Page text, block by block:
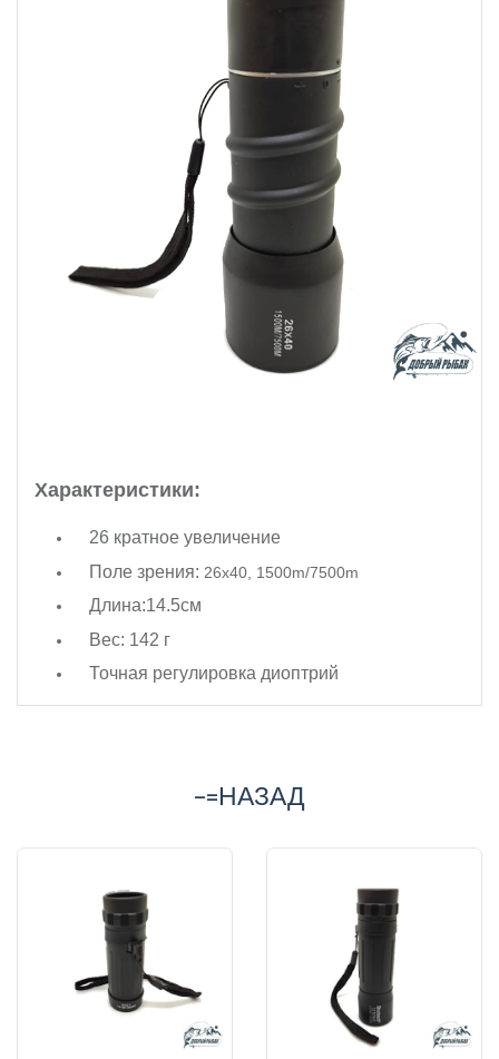
Характеристики:
26 кратное увеличение
Поле зрения: 26x40, 1500m/7500m
Длина:14.5см
Вес: 142 г
Точная регулировка диоптрий
-=НАЗАД